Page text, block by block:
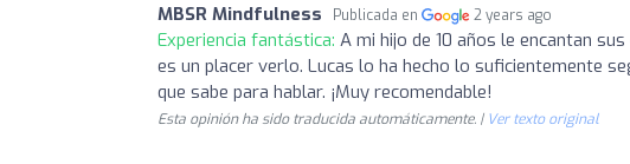
MBSR Mindfulness Publicada en 2 years ago
Experiencia fantástica: A mi hijo de 10 años le encantan
es un placer verlo. Lucas lo ha hecho lo suficientemente
que sabe para hablar. ¡Muy recomendable!
Esta opinión ha sido traducida automáticamente. | Ver texto original